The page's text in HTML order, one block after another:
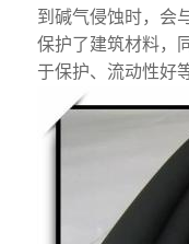
到碱气侵蚀时，会
保护了建筑材料，
于保护、流动性好